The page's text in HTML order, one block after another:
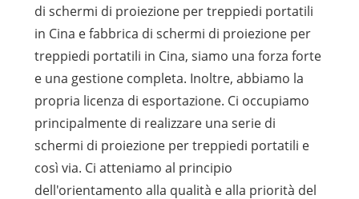
di schermi di proiezione per treppiedi portatili
in Cina e fabbrica di schermi di proiezione per
treppiedi portatili in Cina, siamo una forza forte
e una gestione completa. Inoltre, abbiamo la
propria licenza di esportazione. Ci occupiamo
principalmente di realizzare una serie di
schermi di proiezione per treppiedi portatili e
così via. Ci atteniamo al principio
dell'orientamento alla qualità e alla priorità del